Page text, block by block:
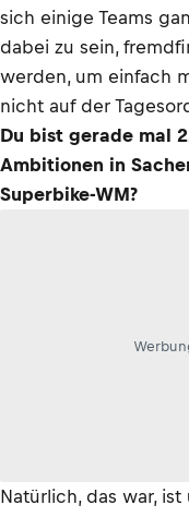
sich einige Teams
dabei zu sein,
werden, um einfach
nicht auf der
Du bist gerade mal
Ambitionen in
Superbike-WM?
Natürlich, das war,